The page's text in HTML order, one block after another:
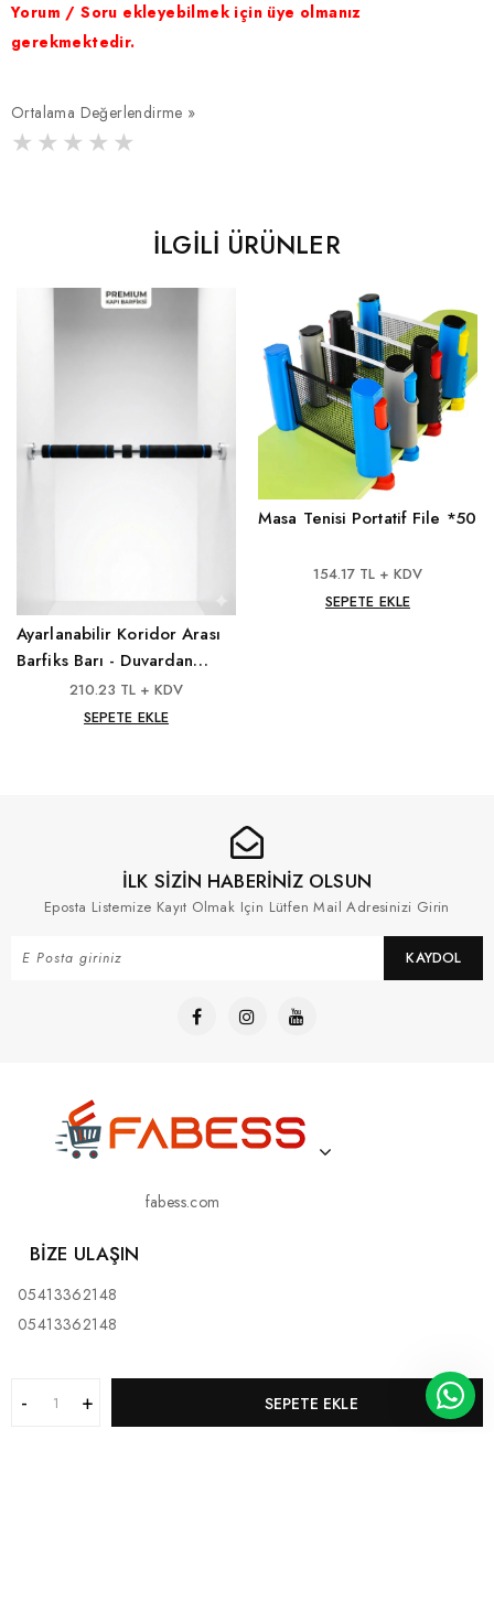
SEPETE EKLE
Yorum / Soru ekleyebilmek için üye olmanız
gerekmektedir.
Ortalama Değerlendirme »
İLGILI ÜRÜNLER
Ayarlanabilir Koridor Arası
Barfiks Barı - Duvardan
Duvara Mekik ve Çekme
Demiri 80-100 CM *20
210.23 TL + KDV
SEPETE EKLE
Masa Tenisi Portatif File *50
154.17 TL + KDV
SEPETE EKLE
İLK SİZİN HABERİNİZ OLSUN
Eposta Listemize Kayıt Olmak Için Lütfen Mail Adresinizi Girin
KAYDOL
fabess.com
BIZE ULAŞIN
05413362148
05413362148
KURUMSAL